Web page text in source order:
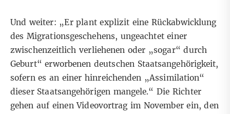
Und weiter: „Er plant explizit eine Rückabwicklung
des Migrationsgeschehens, ungeachtet einer
zwischenzeitlich verliehenen oder „sogar“ durch
Geburt“ erworbenen deutschen Staatsangehörigkeit,
sofern es an einer hinreichenden „Assimilation“
dieser Staatsangehörigen mangele.“ Die Richter
gehen auf einenVideovortrag im November ein, den